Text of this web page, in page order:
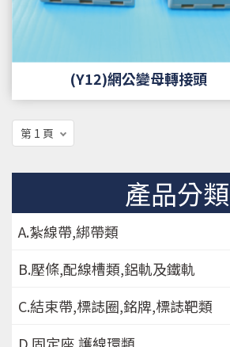
產品分類
A.紮線帶,綁帶類
B.壓條,配線槽類,鋁軌及鐵軌
C.結束帶,標誌圈,銘牌,標誌靶類
(Y12)網公變母轉接頭